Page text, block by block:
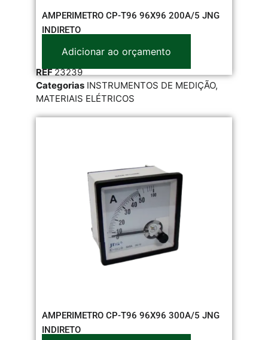
AMPERIMETRO CP-T96 96X96 200A/5 JNG
INDIRETO
Adicionar ao orçamento
REF23239
Categorias INSTRUMENTOS DE MEDIÇÃO,
MATERIAIS ELÉTRICOS
AMPERIMETRO CP-T96 96X96 300A/5 JNG
INDIRETO